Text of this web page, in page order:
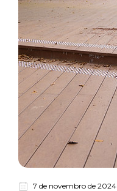
7 de novembro de 2024